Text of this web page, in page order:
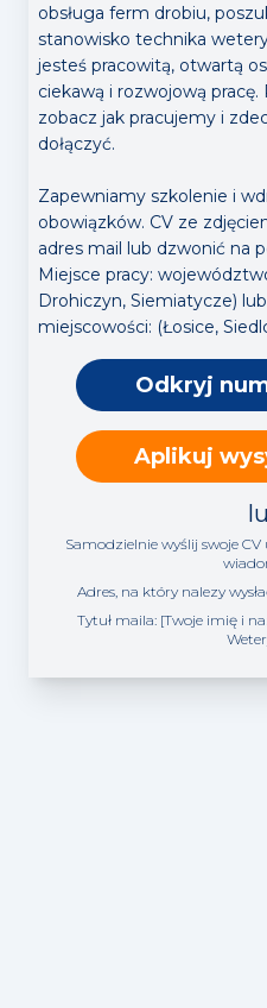
obsługa ferm drobiu,
stanowisko technika
jesteś pracowitą, otwartą
ciekawą i rozwojową
zobacz jak pracujemy i
dołączyć.
Zapewniamy szkolenie i
obowiązków. CV ze
adres mail lub dzwonić na
Miejsce pracy:
Drohiczyn, Siemiatycze)
miejscowości: (Łosice,
Odkryj
Aplikuj
Samodzielnie wyślij swoje
Adres, na który nalezy
Tytuł maila: [Twoje imię i